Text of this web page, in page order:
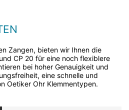
Zangen, bieten wir Ihnen die
CP 20 für eine noch flexiblere
bei hoher Genauigkeit und
eine schnelle und
Oetiker Ohr Klemmentypen.